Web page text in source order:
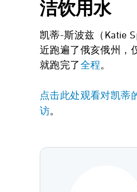
洁饮用水
凯蒂-斯波兹（Katie
近跑遍了俄亥俄州，
就跑完了 全程。
点击此处观看对凯蒂
访。